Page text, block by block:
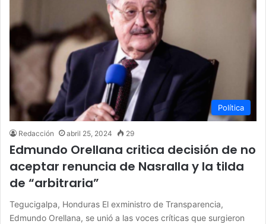
Política
Redacción abril 25, 2024 29
Edmundo Orellana critica decisión de no
aceptar renuncia de Nasralla y la tilda
de “arbitraria”
Tegucigalpa, Honduras El exministro de Transparencia,
Edmundo Orellana, se unió a las voces críticas que surgieron